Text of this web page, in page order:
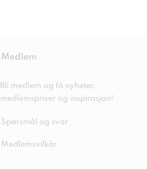
Medlem
Bli medlem og få nyheter,
medlemspriser og inspirasjon!
Spørsmål og svar
Medlemsvilkår